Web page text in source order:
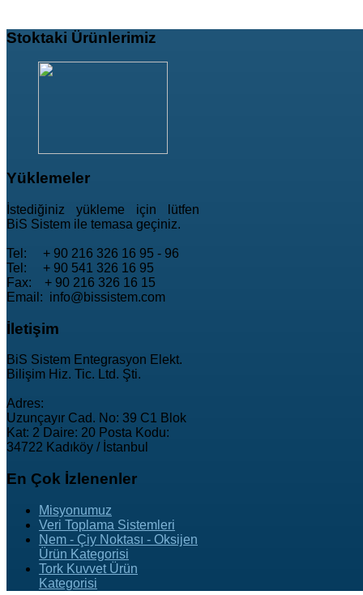
Stoktaki Ürünlerimiz
Yüklemeler
İstediğiniz yükleme için lütfen
BiS Sistem ile temasa geçiniz.
Tel: + 90 216 326 16 95 - 96
Tel: + 90 541 326 16 95
Fax: + 90 216 326 16 15
Email: info@bissistem.com
İletişim
BiS Sistem Entegrasyon Elekt.
Bilişim Hiz. Tic. Ltd. Şti.
Adres:
Uzunçayır Cad. No: 39 C1 Blok
Kat: 2 Daire: 20 Posta Kodu:
34722 Kadıköy / İstanbul
En Çok İzlenenler
Misyonumuz
Veri Toplama Sistemleri
Nem - Çiy Noktası - Oksijen
Ürün Kategorisi
Tork Kuvvet Ürün
Kategorisi